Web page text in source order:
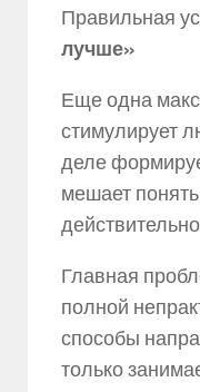
Правильная
лучше»
Еще одна
стимулирует
деле
мешает
Главная
полной
способы
только